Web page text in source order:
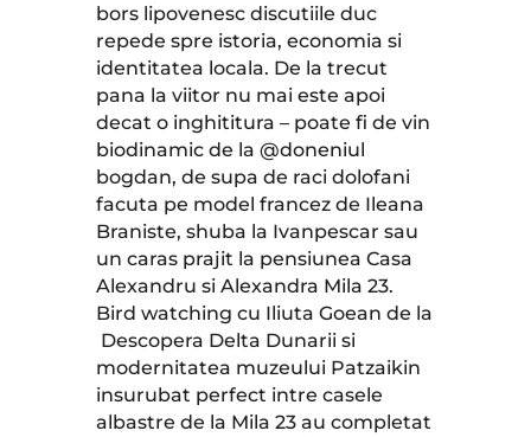
bors lipovenesc discutiile duc
repede spre istoria, economia si
identitatea locala. De la trecut
pana la viitor nu mai este apoi
decat o inghititura – poate fi de vin
biodinamic de la @doneniul
bogdan, de supa de raci dolofani
facuta pe model francez de Ileana
Braniste, shuba la Ivanpescar sau
un caras prajit la pensiunea Casa
Alexandru si Alexandra Mila 23.
Bird watching cu Iliuta Goean de la
Descopera Delta Dunarii si
modernitatea muzeului Patzaikin
insurubat perfect intre casele
albastre de la Mila 23 au completat